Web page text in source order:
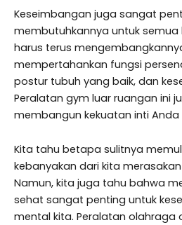
Keseimbangan juga sangat
membutuhkannya untuk semua
harus terus
mempertahankan fungsi
postur tubuh yang baik, dan
Peralatan gym luar ruangan ini
membangun kekuatan inti
Kita tahu betapa sulitnya
kebanyakan dari kita
Namun, kita juga tahu bahwa
sehat sangat penting untuk
mental kita. Peralatan olahraga